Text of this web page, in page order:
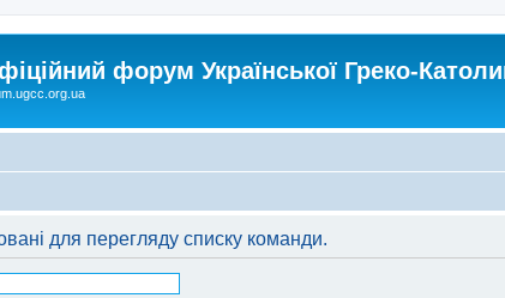
форум Української Греко-
для перегляду списку команди.